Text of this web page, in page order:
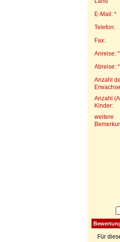
E-Mail: *
Telefon:
Fax:
Anreise: *
Abreise: *
Anzahl
Anzahl
Kinder:
weitere
Für